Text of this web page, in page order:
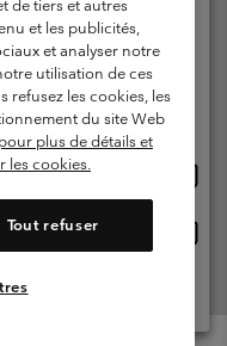
l'utilisateur
Impressum
de tiers et autres
et les publicités,
et analyser notre
utilisation de ces
refusez les cookies, les
du site Web
plus de détails et
les cookies.
Tout refuser
d’expédition et
ligne